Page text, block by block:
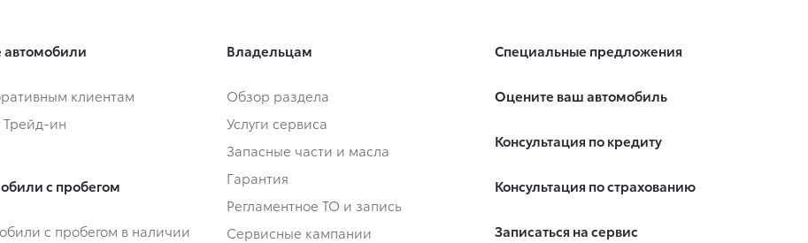
автомобили
клиентам
Трейд-ин
с пробегом
с пробегом в наличии
Владельцам
Обзор раздела
Услуги сервиса
Запасные части и масла
Гарантия
Регламентное ТО и запись
Сервисные кампании
Специальные предложения
Оцените ваш автомобиль
Консультация по кредиту
Консультация по страхованию
Записаться на сервис